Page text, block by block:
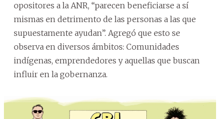
opositores a la ANR, “parecen beneficiarse a sí
mismas en detrimento de las personas a las que
supuestamente ayudan”. Agregó que esto se
observa en diversos ámbitos: Comunidades
indígenas, emprendedores y aquellas que buscan
influir en la gobernanza.